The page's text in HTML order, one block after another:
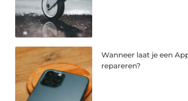
Wanneer laat je een
repareren?